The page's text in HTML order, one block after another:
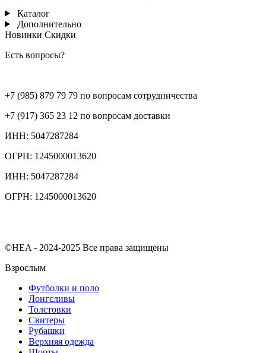
Каталог
Дополнительно
Новинки Скидки
Есть вопросы?
+7 (985) 879 79 79 по вопросам сотрудничества
+7 (917) 365 23 12 по вопросам доставки
ИНН: 5047287284
ОГРН: 1245000013620
ИНН: 5047287284
ОГРН: 1245000013620
©HEA - 2024-2025 Все права защищены
Взрослым
Футболки и поло
Лонгсливы
Толстовки
Свитеры
Рубашки
Верхняя одежда